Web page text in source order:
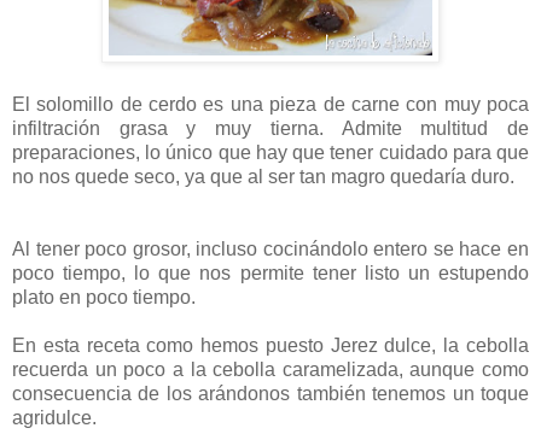
El solomillo de cerdo es una pieza de carne con muy poca
infiltración grasa y muy tierna. Admite multitud de
preparaciones, lo único que hay que tener cuidado para que
no nos quede seco, ya que al ser tan magro quedaría duro.
Al tener poco grosor, incluso cocinándolo entero se hace en
poco tiempo, lo que nos permite tener listo un estupendo
plato en poco tiempo.
En esta receta como hemos puesto Jerez dulce, la cebolla
recuerda un poco a la cebolla caramelizada, aunque como
consecuencia de los arándonos también tenemos un toque
agridulce.